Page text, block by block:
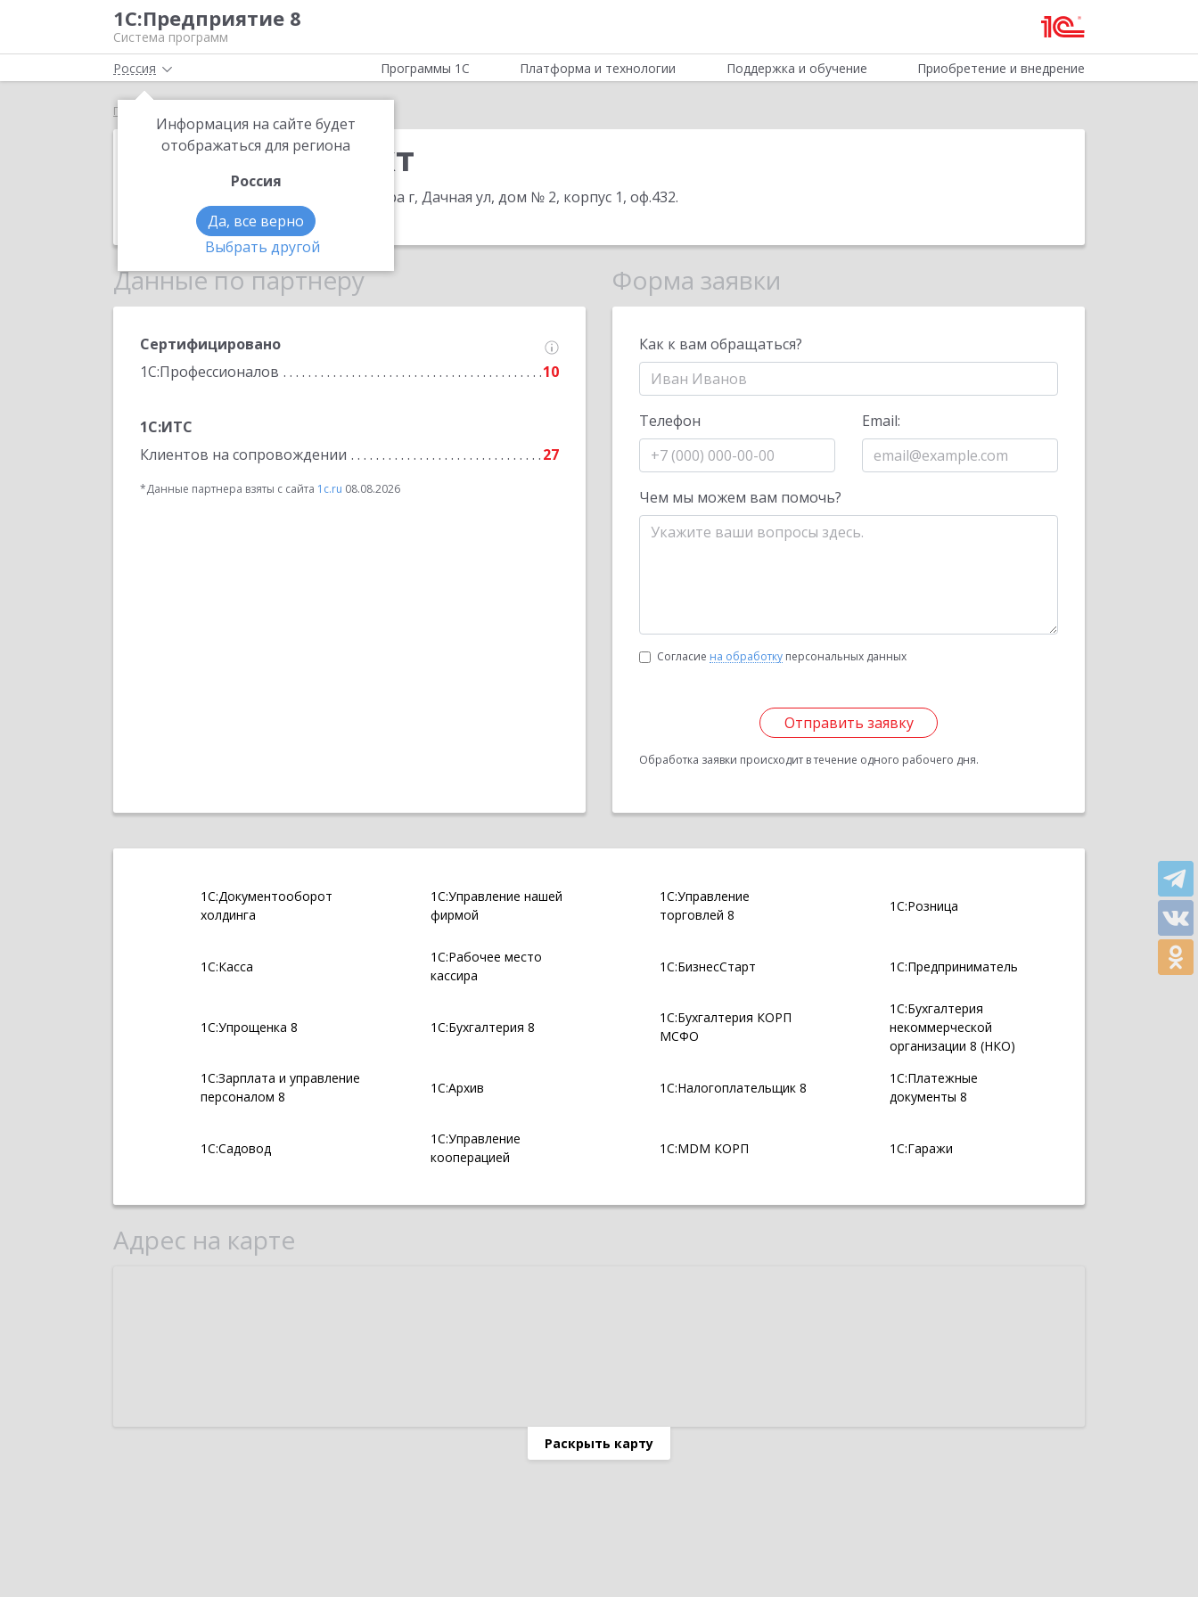
1С:Предприятие 8
Система программ
Россия
Информация на сайте будет
отображаться для региона
Россия
Да, все верно
Выбрать другой
Программы 1С Платформа и технологии Поддержка и обучение Приобретение и внедрение
Главная
Информпроект
443013, Самарская обл, Самара г, Дачная ул, дом № 2, корпус 1, оф.432.
Телефон: (846) 270-2700
Данные по партнеру
Сертифицировано
1С:Профессионалов
10
1С:ИТС
Клиентов на сопровождении
27
*Данные партнера взяты с сайта 1c.ru 08.08.2026
Форма заявки
Как к вам обращаться?
Телефон Email:
Чем мы можем вам помочь?
Согласие на обработку персональных данных
Отправить заявку
Обработка заявки происходит в течение одного рабочего дня.
1С:Документооборот
холдинга
1С:Управление нашей
фирмой
1С:Управление
торговлей 8
1С:Розница
1С:Касса
1С:Рабочее место
кассира
1С:БизнесСтарт 1С:Предприниматель
1С:Упрощенка 8 1С:Бухгалтерия 8
1С:Бухгалтерия КОРП
МСФО
1С:Бухгалтерия
некоммерческой
организации 8 (НКО)
1С:Зарплата и управление
персоналом 8
1С:Архив 1С:Налогоплательщик 8
1С:Платежные
документы 8
1С:Садовод
1С:Управление
кооперацией
1С:MDM КОРП 1С:Гаражи
Адрес на карте
Раскрыть карту